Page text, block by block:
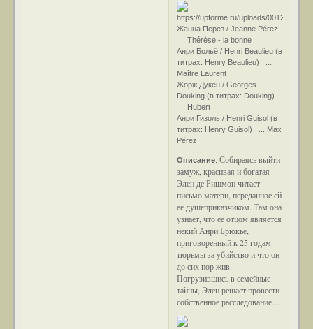
Жанна Перез / Jeanne Pérez
... Thérèse - la bonne
Анри Больё / Henri Beaulieu (в
титрах: Henry Beaulieu) ...
Maître Laurent
Жорж Дукен / Georges
Douking (в титрах: Douking)
... Hubert
Анри Гизоль / Henri Guisol (в
титрах: Henry Guisol) ... Max
Pérez
Описание:Собираясь выйти
замуж, красивая и богатая
Элен де Ришмон читает
письмо матери, переданное ей
ее душеприказчиком. Там она
узнает, что ее отцом является
некий Анри Брюкье,
приговоренный к 25 годам
тюрьмы за убийство и что он
до сих пор жив.
Погрузившись в семейные
тайны, Элен решает провести
собственное расследование…